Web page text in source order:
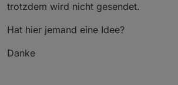
trotzdem wird nicht gesendet.
Hat hier jemand eine Idee?
Danke